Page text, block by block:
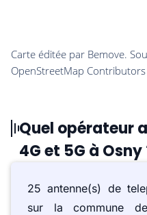
Quel opérateur
4G et 5G à Osny
25 antenne(s) de
sur la commune